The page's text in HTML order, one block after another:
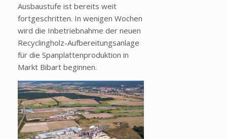
Ausbaustufe ist bereits weit
fortgeschritten. In wenigen Wochen
wird die Inbetriebnahme der neuen
Recyclingholz-Aufbereitungsanlage
für die Spanplattenproduktion in
Markt Bibart beginnen.